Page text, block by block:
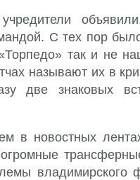
С тех пор
так и не
называют их в
две знаковых
в новостных
владимирского